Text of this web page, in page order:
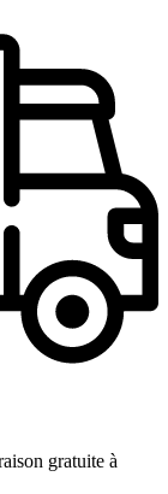
gratuite à